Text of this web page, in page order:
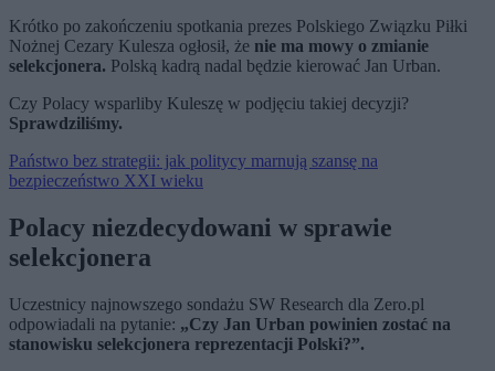
Krótko po zakończeniu spotkania prezes Polskiego Związku Piłki
Nożnej Cezary Kulesza ogłosił, że nie ma mowy o zmianie
selekcjonera. Polską kadrą nadal będzie kierować Jan Urban.
Czy Polacy wsparliby Kuleszę w podjęciu takiej decyzji?
Sprawdziliśmy.
Państwo bez strategii: jak politycy marnują szansę na
bezpieczeństwo XXI wieku
Polacy niezdecydowani w sprawie
selekcjonera
Uczestnicy najnowszego sondażu SW Research dla Zero.pl
odpowiadali na pytanie: „Czy Jan Urban powinien zostać na
stanowisku selekcjonera reprezentacji Polski?”.